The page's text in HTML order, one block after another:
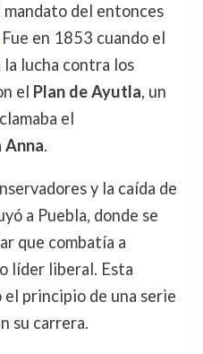
del entonces
Fue en 1853 cuando el
lucha contra los
el Plan de Ayutla, un
el
Anna.
y la caída de
a Puebla, donde se
que combatía a
líder liberal. Esta
principio de una serie
su carrera.